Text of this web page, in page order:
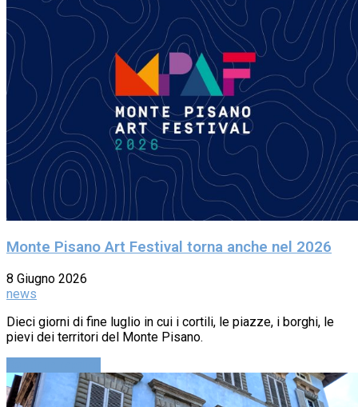
Monte Pisano Art Festival torna anche nel 2026
8 Giugno 2026
news
Dieci giorni di fine luglio in cui i cortili, le piazze, i borghi, le
pievi dei territori del Monte Pisano.